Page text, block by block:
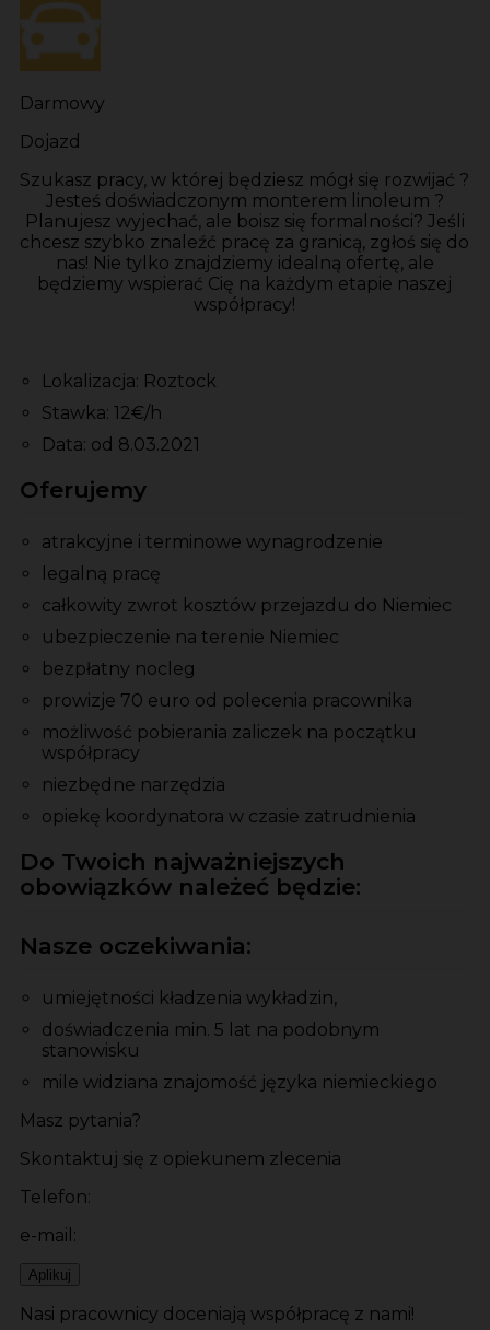
Darmowy
Dojazd
Szukasz pracy, w której będziesz mógł się rozwijać ?
Jesteś doświadczonym monterem linoleum ?
Planujesz wyjechać, ale boisz się formalności? Jeśli
chcesz szybko znaleźć pracę za granicą, zgłoś się do
nas! Nie tylko znajdziemy idealną ofertę, ale
będziemy wspierać Cię na każdym etapie naszej
współpracy!
Lokalizacja: Roztock
Stawka: 12€/h
Data: od 8.03.2021
Oferujemy
atrakcyjne i terminowe wynagrodzenie
legalną pracę
całkowity zwrot kosztów przejazdu do Niemiec
ubezpieczenie na terenie Niemiec
bezpłatny nocleg
prowizje 70 euro od polecenia pracownika
możliwość pobierania zaliczek na początku
współpracy
niezbędne narzędzia
opiekę koordynatora w czasie zatrudnienia
Do Twoich najważniejszych
obowiązków należeć będzie:
Nasze oczekiwania:
umiejętności kładzenia wykładzin,
doświadczenia min. 5 lat na podobnym
stanowisku
mile widziana znajomość języka niemieckiego
Masz pytania?
Skontaktuj się z opiekunem zlecenia
Telefon:
e-mail:
Aplikuj
Nasi pracownicy doceniają współpracę z nami!